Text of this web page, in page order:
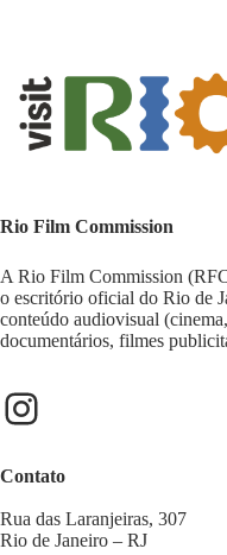
Rio Film Commission
A Rio Film Commission
o escritório oficial do Rio de
conteúdo audiovisual
documentários, filmes
Contato
Rua das Laranjeiras, 307
Rio de Janeiro – RJ